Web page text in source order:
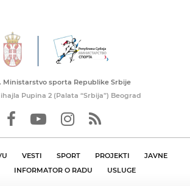
Ministarstvo sporta Republike Srbije
Pupina 2 (Palata “Srbija”) Beograd
VESTI SPORT PROJEKTI
JAVNE
INFORMATOR O RADU USLUGE